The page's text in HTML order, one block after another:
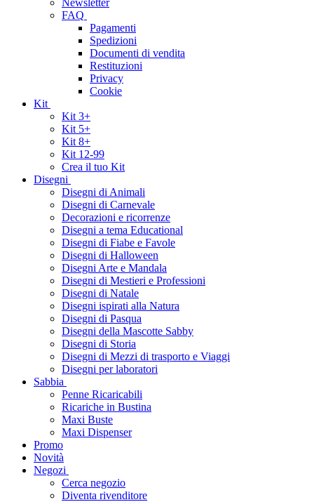
Newsletter
FAQ
Pagamenti
Spedizioni
Documenti di vendita
Restituzioni
Privacy
Cookie
Kit
Kit 3+
Kit 5+
Kit 8+
Kit 12-99
Crea il tuo Kit
Disegni
Disegni di Animali
Disegni di Carnevale
Decorazioni e ricorrenze
Disegni a tema Educational
Disegni di Fiabe e Favole
Disegni di Halloween
Disegni Arte e Mandala
Disegni di Mestieri e Professioni
Disegni di Natale
Disegni ispirati alla Natura
Disegni di Pasqua
Disegni della Mascotte Sabby
Disegni di Storia
Disegni di Mezzi di trasporto e Viaggi
Disegni per laboratori
Sabbia
Penne Ricaricabili
Ricariche in Bustina
Maxi Buste
Maxi Dispenser
Promo
Novità
Negozi
Cerca negozio
Diventa rivenditore